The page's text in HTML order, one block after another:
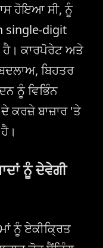
ਹੋਇਆ ਸੀ, ਨੂੰ
single-digit
ਹੈ। ਕਾਰਪੋਰੇਟ ਅਤੇ
ਬਿਹਤਰ
ਨੂੰ ਵਿਭਿੰਨ
ਕਰਜ਼ੇ ਬਾਜ਼ਾਰ 'ਤੇ
ਨੂੰ ਦੇਵੇਗੀ
ਨੂੰ ਏਕੀਕ੍ਰਿਤ